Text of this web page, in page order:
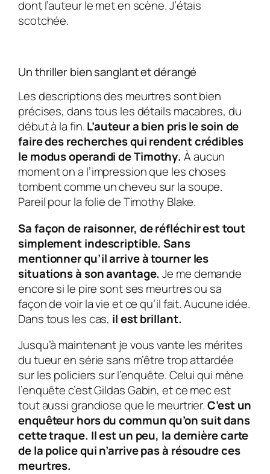
dont l’auteur le met en scène. J’étais
scotchée.
Un thriller bien sanglant et dérangé
Les descriptions des meurtres sont bien
précises, dans tous les détails macabres, du
début à la fin.L’auteur a bien pris le soin de
faire des recherches qui rendent crédibles
le modus operandi deTimothy. À aucun
moment on a l’impression que les choses
tombent comme un cheveu sur la soupe.
Pareil pour la folie deTimothy Blake.
Sa façon de raisonner, de réfléchir est tout
simplement indescriptible. Sans
mentionner qu’il arrive à tourner les
situations à son avantage.Je me demande
encore si le pire sont ses meurtres ou sa
façon de voir la vie et ce qu’il fait. Aucune idée.
Dans tous les cas, il est brillant.
Jusqu’à maintenant je vous vante les mérites
du tueur en série sans m’être trop attardée
sur les policiers sur l’enquête. Celui qui mène
l’enquête c’estGildas Gabin, et ce mec est
tout aussi grandiose que le meurtrier.C’est un
enquêteur hors du commun qu’on suit dans
cette traque. Il est un peu, la dernière carte
de la police qui n’arrive pas à résoudre ces
meurtres.